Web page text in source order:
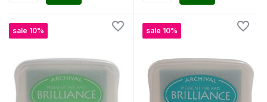
sale 10% sale 10%